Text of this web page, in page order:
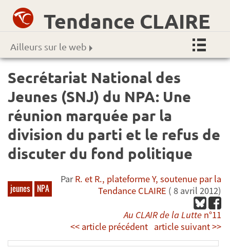
Tendance CLAIRE
Ailleurs sur le web
Secrétariat National des
Jeunes (SNJ) du NPA: Une
réunion marquée par la
division du parti et le refus de
discuter du fond politique
jeunes NPA
ParR. et R., plateforme Y, soutenue par la
Tendance CLAIRE ( 8 avril 2012)
Au CLAIR de la Lutte n°11
<< article précédent article suivant >>